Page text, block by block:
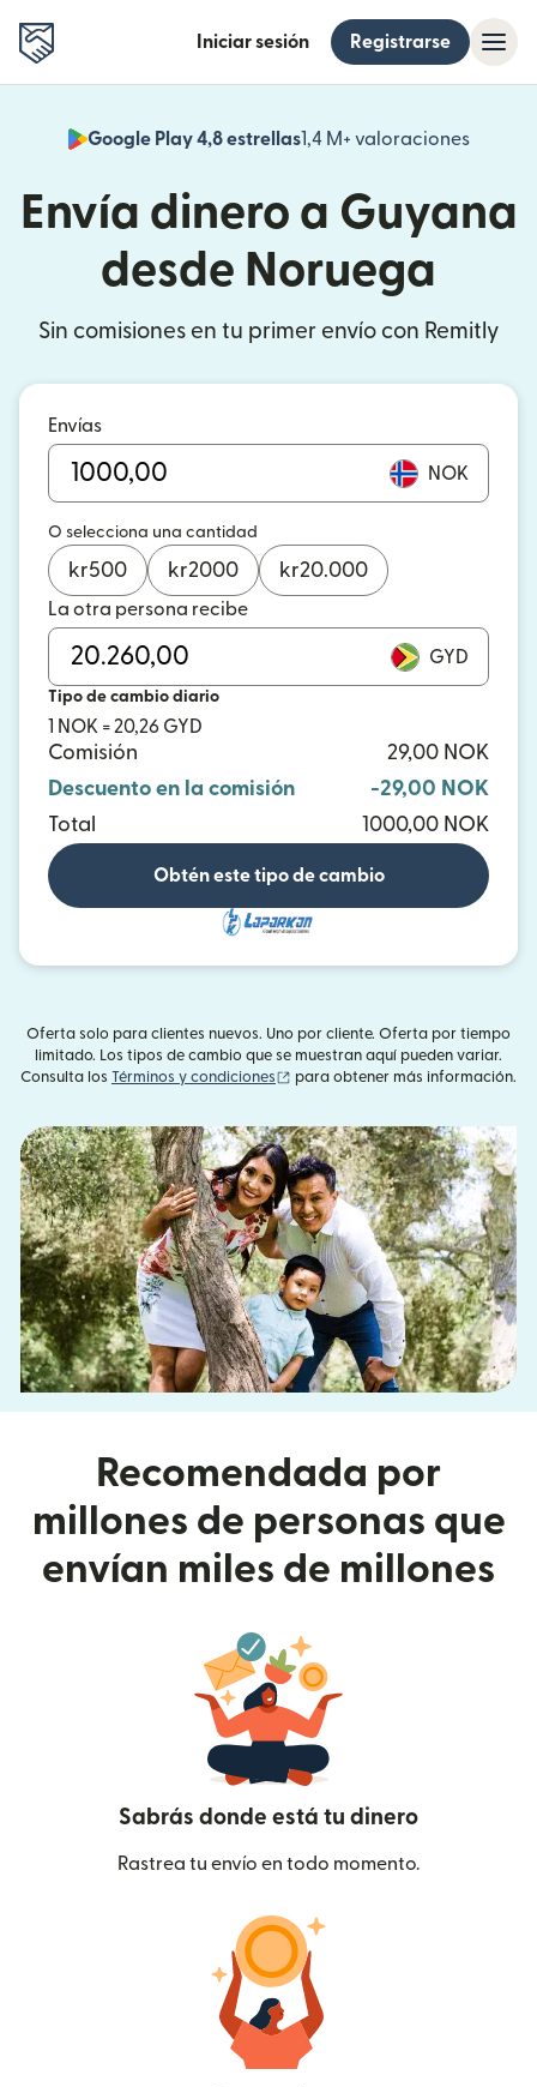
Iniciar sesión Registrarse
Google Play 4,8 estrellas1,4 M+ valoraciones
(se
Envía dinero a Guyana
desde Noruega
Sin comisiones en tu primer envío con Remitly
Envías
NOK
O selecciona una cantidad
kr500 kr2000 kr20.000
La otra persona recibe
GYD
Tipo de cambio diario
1 NOK = 20,26 GYD
Comisión
29,00 NOK
Descuento en la comisión
-29,00 NOK
Total
1000,00 NOK
Obtén este tipo de cambio
Oferta solo para clientes nuevos. Uno por cliente. Oferta por tiempo
limitado. Los tipos de cambio que se muestran aquí pueden variar.
Consulta los Términos y condiciones (se abre en una ventana nueva)
para obtener más información.
Recomendada por
millones de personas que
envían miles de millones
Sabrás donde está tu dinero
Rastrea tu envío en todo momento.